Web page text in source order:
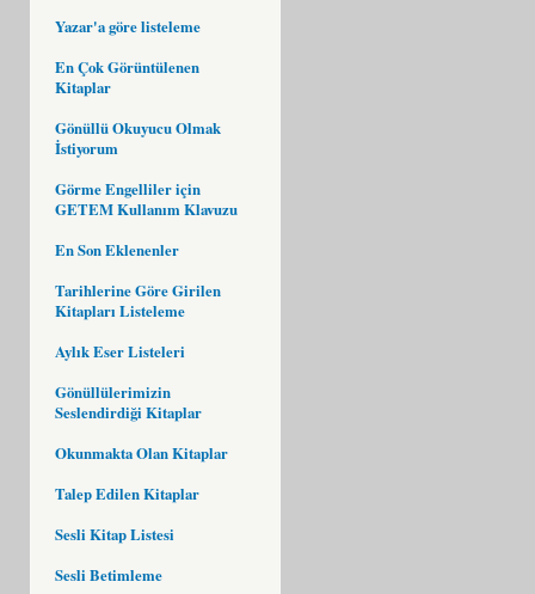
Yazar'a göre listeleme
En Çok Görüntülenen
Kitaplar
Gönüllü Okuyucu Olmak
İstiyorum
Görme Engelliler için
GETEM Kullanım Klavuzu
En Son Eklenenler
Tarihlerine Göre Girilen
Kitapları Listeleme
Aylık Eser Listeleri
Gönüllülerimizin
Seslendirdiği Kitaplar
Okunmakta Olan Kitaplar
Talep Edilen Kitaplar
Sesli Kitap Listesi
Sesli Betimleme